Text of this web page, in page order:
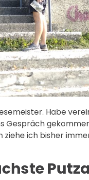
Habe
ich bisher